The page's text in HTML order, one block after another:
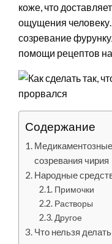
коже, что
ощущения
созревание
помощи рецептов
Содержание
созревания чирия
Народные
Примочки
Растворы
Другое
Что нельзя